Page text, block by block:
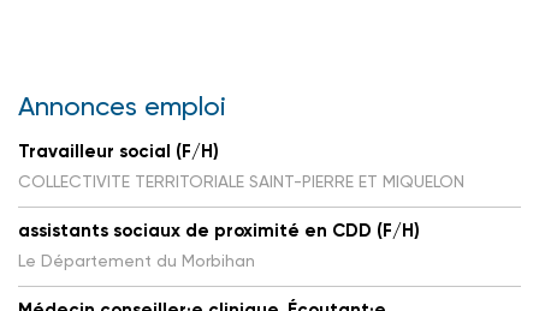
Annonces emploi
Travailleur social (F/H)
COLLECTIVITE TERRITORIALE SAINT-PIERRE ET MIQUELON
assistants sociaux de proximité en CDD (F/H)
Le Département du Morbihan